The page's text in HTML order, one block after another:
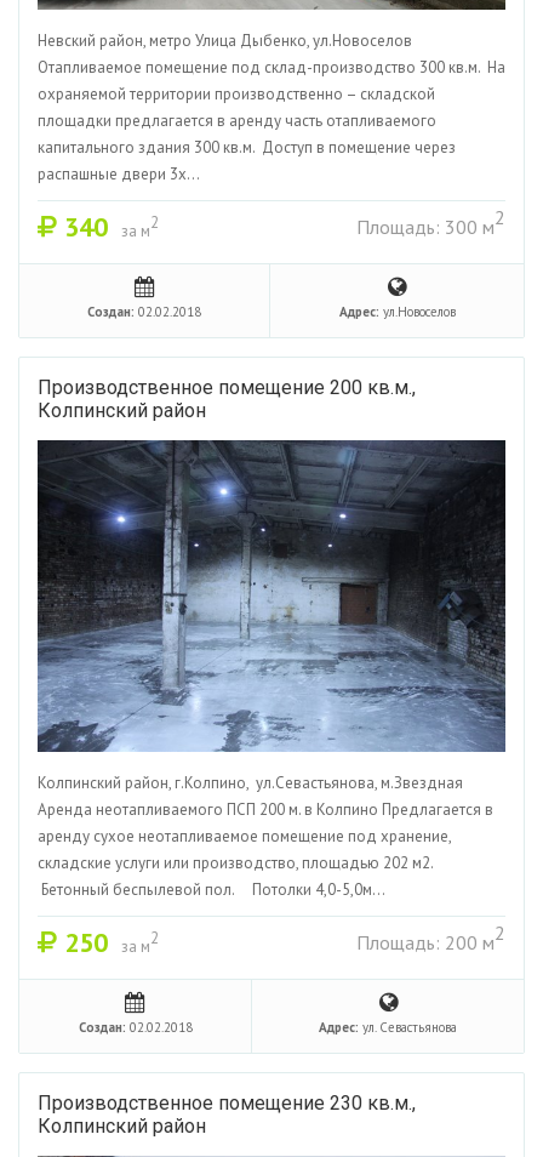
Невский район, метро Улица Дыбенко, ул.Новоселов
Отапливаемое помещение под склад-производство 300 кв.м. На
охраняемой территории производственно – складской
площадки предлагается в аренду часть отапливаемого
капитального здания 300 кв.м. Доступ в помещение через
распашные двери 3х...
340 за м2 Площадь: 300 м2
Создан: 02.02.2018 Адрес: ул.Новоселов
Производственное помещение 200 кв.м.,
Колпинский район
Колпинский район, г.Колпино, ул.Севастьянова, м.Звездная
Аренда неотапливаемого ПСП 200 м. в Колпино Предлагается в
аренду сухое неотапливаемое помещение под хранение,
складские услуги или производство, площадью 202 м2.
Бетонный беспылевой пол. Потолки 4,0-5,0м...
250 за м2 Площадь: 200 м2
Создан: 02.02.2018 Адрес: ул. Севастьянова
Производственное помещение 230 кв.м.,
Колпинский район